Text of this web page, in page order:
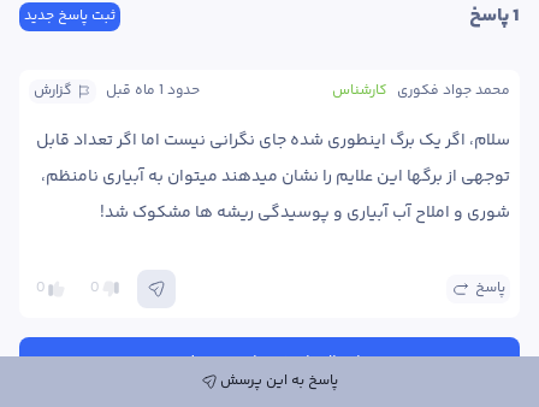
ثبت پاسخ جدید 1 پاسخ
گزارش حدود 1 ماه قبل کارشناس محمد جواد فکوری
شوری و املاح آب آبیاری و پوسیدگی ریشه ها مشکوک شد!
0 0 پاسخ
ارسال پاسخ به این پرسش
پاسخ به این پرسش